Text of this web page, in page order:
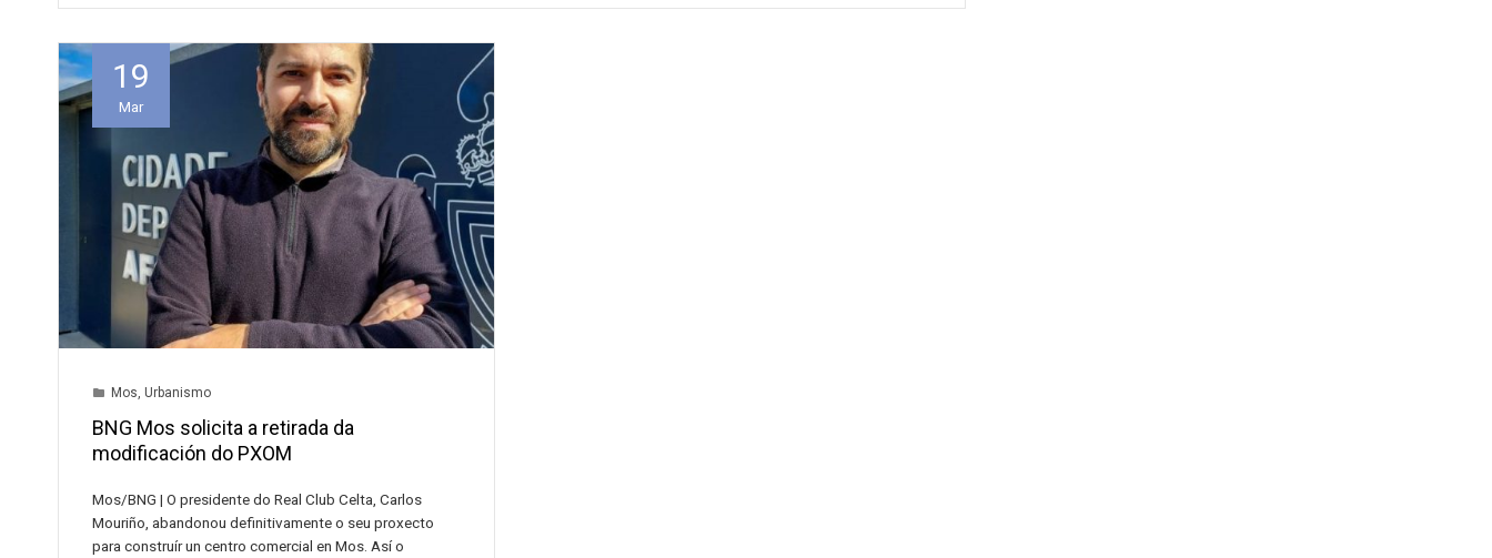
19
Mar
Mos Urbanismo
BNG Mos solicita a retirada da
modificación do PXOM
Mos/BNG | O presidente do Real Club Celta, Carlos
Mouriño, abandonou definitivamente o seu proxecto
para construír un centro comercial en Mos. Así o